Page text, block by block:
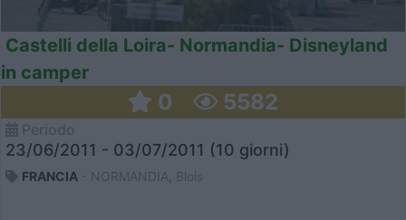
Castelli della Loira- Normandia- Disneyland
in camper
0 5582
23/06/2011 - 03/07/2011 (10 giorni)
FRANCIA - NORMANDIA, Blois